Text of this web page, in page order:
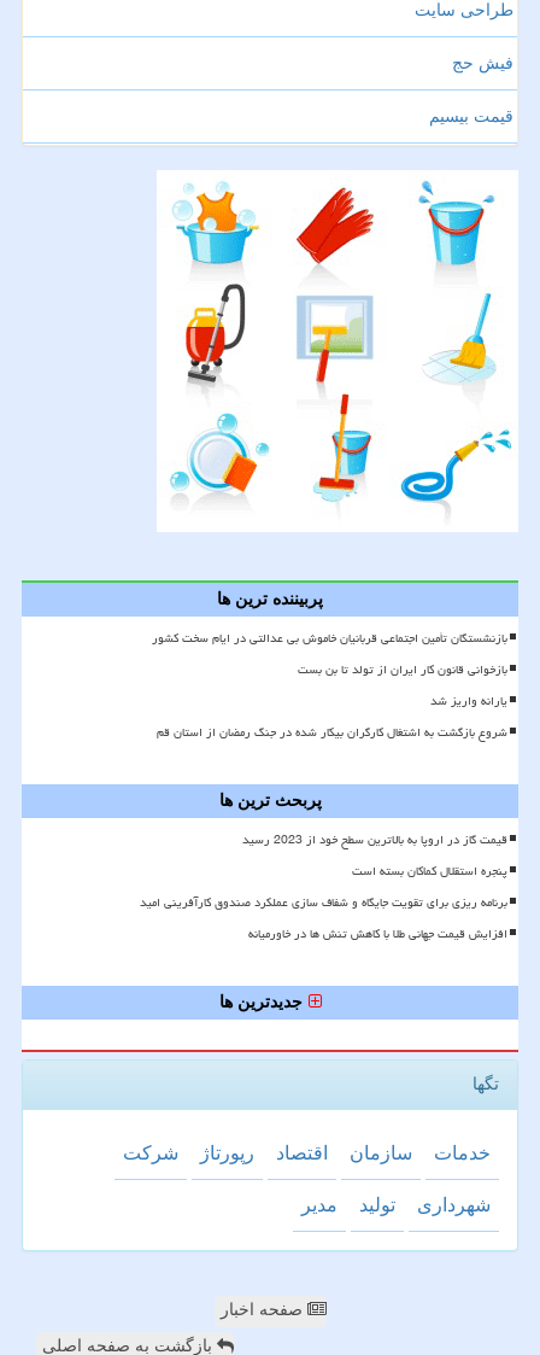
طراحی سایت
فیش حج
قیمت بیسیم
پربیننده ترین ها
بازنشستگان تأمین اجتماعی قربانیان خاموش بی عدالتی در ایام سخت کشور
بازخوانی قانون کار ایران از تولد تا بن بست
یارانه واریز شد
شروع بازگشت به اشتغال کارگران بیکار شده در جنگ رمضان از استان قم
پربحث ترین ها
قیمت گاز در اروپا به بالاترین سطح خود از 2023 رسید
پنجره استقلال کماکان بسته است
برنامه ریزی برای تقویت جایگاه و شفاف سازی عملکرد صندوق کارآفرینی امید
افزایش قیمت جهانی طلا با کاهش تنش ها در خاورمیانه
جدیدترین ها
تگها
خدمات سازمان اقتصاد رپورتاژ شركت
شهرداری تولید مدیر
صفحه اخبار
بازگشت به صفحه اصلی